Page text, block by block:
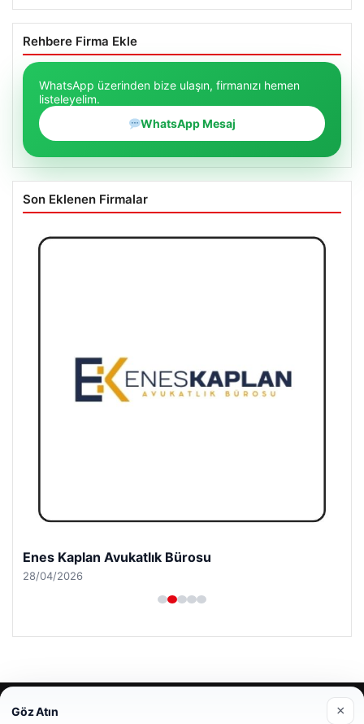
Rehbere Firma Ekle
WhatsApp üzerinden bize ulaşın, firmanızı hemen
listeleyelim.
WhatsApp Mesaj
Son Eklenen Firmalar
Enes Kaplan Avukatlık Bürosu
28/04/2026
© 2026 Antalya – Güncel Haberler
Göz Atın ×